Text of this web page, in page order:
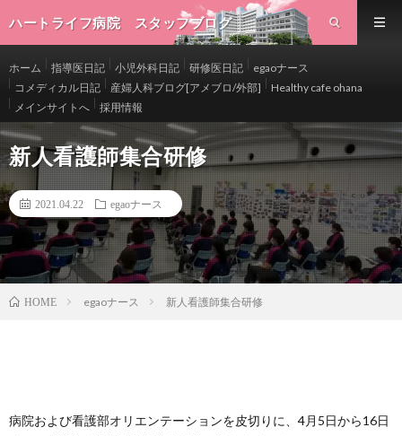
ハートライフ病院 スタッフブログ
ホーム 指導医日記 小児外科日記 研修医日記
egaoナース
コメディカル日記
産婦人科ブログ[アメブロ/外部]
Healthy cafe ohana
メインサイトへ
採用情報
新人看護師集合研修
2021.04.22 egaoナース
HOME egaoナース 新人看護師集合研修
病院および看護部オリエンテーションを皮切りに、4月5日から16日